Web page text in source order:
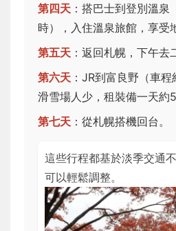
第四天 ：搭巴士到登別溫泉
時），入住溫泉旅館，享受
第五天 ：返回札幌，下午去
第六天 ：JR到富良野（車
滑雪場人少，租裝備一天約
第七天 ：從札幌搭機回台。
這些行程都基於淡季交通
可以輕鬆調整。